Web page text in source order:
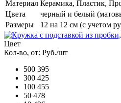
Материал Керамика, Пластик,
Цвета
черный и белый
Размеры
12 на 12 см (с учетом
Цвет
Кол-во, от: Руб./шт
500 395
300 425
100 455
50 478